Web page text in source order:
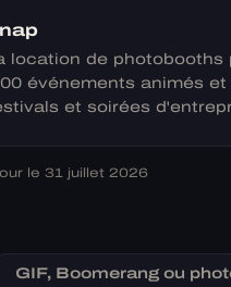
location de
événements animés
et soirées
le 31 juillet 2026
GIF, Boomerang ou